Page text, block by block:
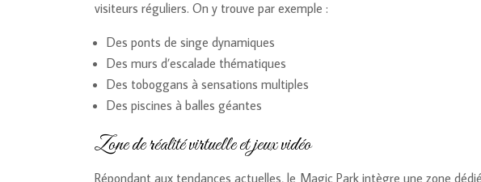
visiteurs réguliers. On y trouve par exemple :
Des ponts de singe dynamiques
Des murs d’escalade thématiques
Des toboggans à sensations multiples
Des piscines à balles géantes
Zone de réalité virtuelle et jeux vidéo
Répondant aux tendances actuelles, le Magic Park intègre une zone